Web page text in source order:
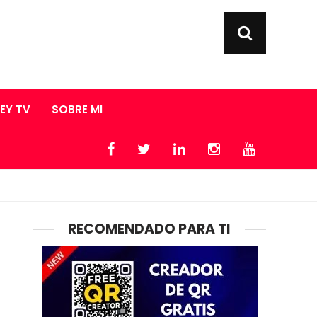
TV SOBRE MI
RECOMENDADO PARA TI